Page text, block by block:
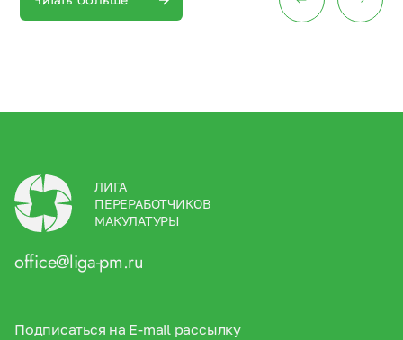
ЛИГА
ПЕРЕРАБОТЧИКОВ
МАКУЛАТУРЫ
office@liga-pm.ru
Подписаться на E-mail рассылку